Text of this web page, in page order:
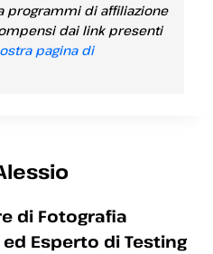
programmi di affiliazione
dai link presenti
pagina di
di Fotografia
Esperto di Testing